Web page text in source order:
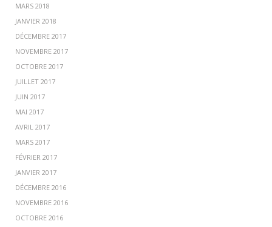
MARS 2018
JANVIER 2018
DÉCEMBRE 2017
NOVEMBRE 2017
OCTOBRE 2017
JUILLET 2017
JUIN 2017
MAI 2017
AVRIL 2017
MARS 2017
FÉVRIER 2017
JANVIER 2017
DÉCEMBRE 2016
NOVEMBRE 2016
OCTOBRE 2016